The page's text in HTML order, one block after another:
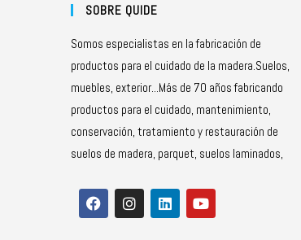
SOBRE QUIDE
Somos especialistas en la fabricación de
productos para el cuidado de la madera.Suelos,
muebles, exterior...Más de 70 años fabricando
productos para el cuidado, mantenimiento,
conservación, tratamiento y restauración de
suelos de madera, parquet, suelos laminados,